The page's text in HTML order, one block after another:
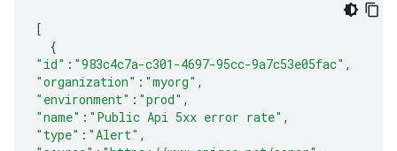
[
{
"id" : "983c4c7a-c301-4697-95cc-9a7c53e05fac" ,
"organization" : "myorg" ,
"environment" : "prod" ,
"name" : "Public Api 5xx error rate" ,
"type" : "Alert" ,